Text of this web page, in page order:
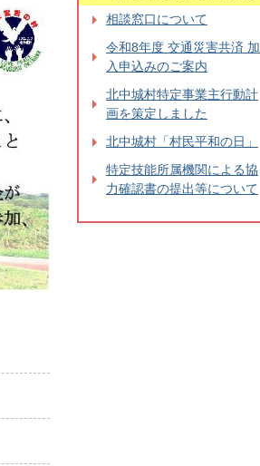
相談窓口について
令和8年度 交通災害共済 加
入申込みのご案内
北中城村特定事業主行動計
画を策定しました
北中城村「村民平和の日」
特定技能所属機関による協
力確認書の提出等について